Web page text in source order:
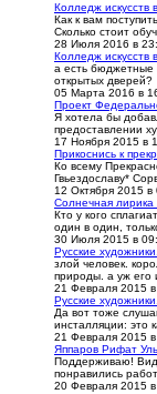
Колледж искусств
Как к вам
Сколько стоит
28 Июля 2016 в
Колледж искусств
а есть бюджетные
открытых дверей?
05 Марта 2016 в
Проект
Я хотела бы
предоставлении
17 Ноября 2015 в
Прикоснись к
Ко всему
Гвьездославу*
12 Октября 2015 в
Солнечная
Кто у кого
один в один,
30 Июля 2015 в
Русские
злой человек.
природы. а уж его
21 Февраля 2015
Русские
Да вот тоже
инсталляции: это
21 Февраля 2015
Яппаров Рифат
Поддерживаю!
понравились
20 Февраля 2015